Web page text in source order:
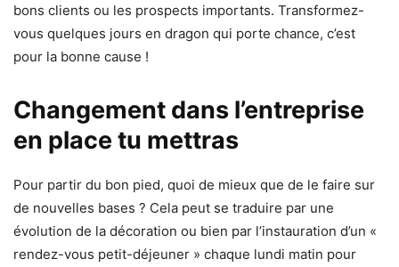
bons clients ou les prospects importants. Transformez-
vous quelques jours en dragon qui porte chance, c’est
pour la bonne cause !
Changement dans l’entreprise
en place tu mettras
Pour partir du bon pied, quoi de mieux que de le faire sur
de nouvelles bases ? Cela peut se traduire par une
évolution de la décoration ou bien par l’instauration d’un «
rendez-vous petit-déjeuner » chaque lundi matin pour